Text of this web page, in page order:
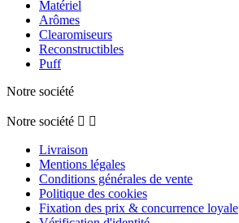
Matériel
Arômes
Clearomiseurs
Reconstructibles
Puff
Notre société
Notre société  
Livraison
Mentions légales
Conditions générales de vente
Politique des cookies
Fixation des prix & concurrence loyale